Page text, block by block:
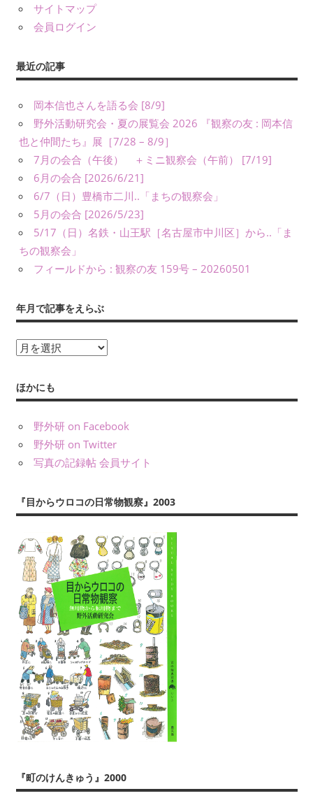
す。
サイトマップ
会員ログイン
最近の記事
岡本信也さんを語る会 [8/9]
野外活動研究会・夏の展覧会 2026 『観察の友 : 岡本信
也と仲間たち』展［7/28 – 8/9］
7月の会合（午後） ＋ミニ観察会（午前） [7/19]
6月の会合 [2026/6/21]
6/7（日）豊橋市二川..「まちの観察会」
5月の会合 [2026/5/23]
5/17（日）名鉄・山王駅［名古屋市中川区］から..「ま
ちの観察会」
フィールドから : 観察の友 159号 – 20260501
年月で記事をえらぶ
年
で
記
ほかにも
野外研 on Facebook
野外研 on Twitter
写真の記録帖 会員サイト
『目からウロコの日常物観察』2003
『町のけんきゅう』2000